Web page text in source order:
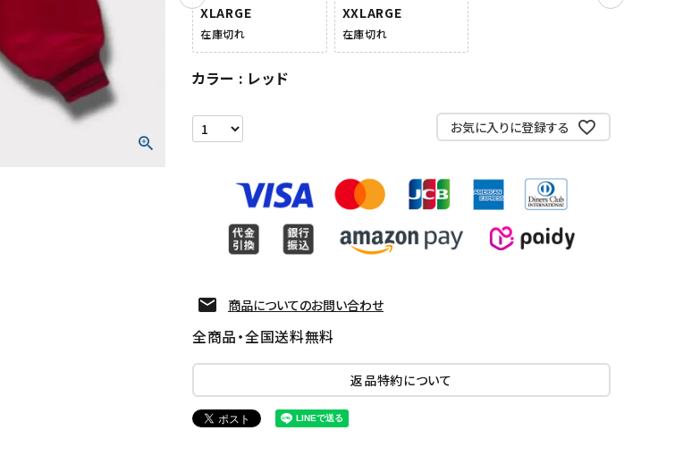
XLARGE
在庫切れ
XXLARGE
在庫切れ
カラー レッド
お気に入りに登録する
商品についてのお問い合わせ
全商品・全国送料無料
返品特約について